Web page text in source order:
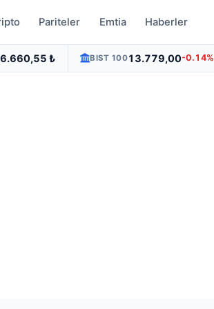
Pariteler Emtia Haberler
6.660,55 ₺ BIST 10013.779,00-0.14%